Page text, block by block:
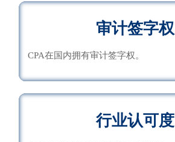
审计签字权
CPA在国内拥有审计签字权。
行业认可度